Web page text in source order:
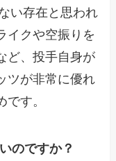
い存在と思われ
イクや空振りを
ど、投手自身が
ツが非常に優れ
す。
のですか？